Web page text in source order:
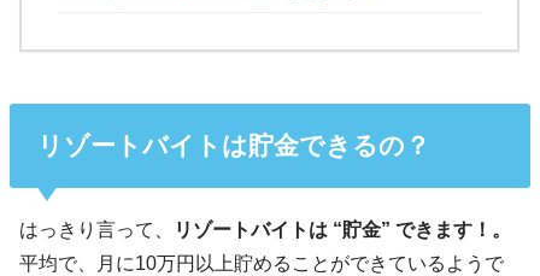
リゾートバイトは貯金できるの？
はっきり言って、
リゾートバイトは “貯金” できます！。
平均で、月に10万円以上貯めることができているようで